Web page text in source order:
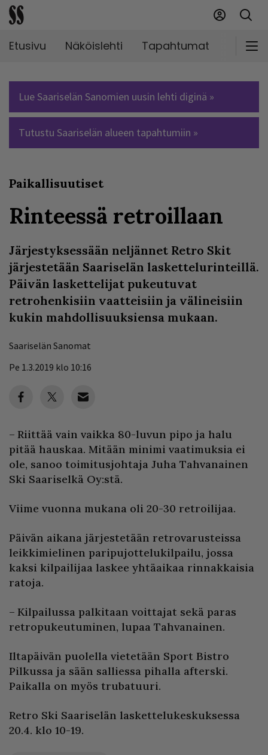
Etusivu Näköislehti Tapahtumat
Lue Saariselän Sanomien uusin lehti diginä »
Tutustu Saariselän alueen tapahtumiin »
Paikallisuutiset
Rinteessä retroillaan
Järjestyksessään neljännet Retro Skit
järjestetään Saariselän laskettelurinteillä.
Päivän laskettelijat pukeutuvat
retrohenkisiin vaatteisiin ja välineisiin
kukin mahdollisuuksiensa mukaan.
Saariselän Sanomat
Pe 1.3.2019 klo 10:16
– Riittää vain vaikka 80-luvun pipo ja halu
pitää hauskaa. Mitään minimi vaatimuksia ei
ole, sanoo toimitusjohtaja Juha Tahvanainen
Ski Saariselkä Oy:stä.
Viime vuonna mukana oli 20-30 retroilijaa.
Päivän aikana järjestetään retrovarusteissa
leikkimielinen paripujottelukilpailu, jossa
kaksi kilpailijaa laskee yhtäaikaa rinnakkaisia
ratoja.
– Kilpailussa palkitaan voittajat sekä paras
retropukeutuminen, lupaa Tahvanainen.
Iltapäivän puolella vietetään Sport Bistro
Pilkussa ja sään salliessa pihalla afterski.
Paikalla on myös trubatuuri.
Retro Ski Saariselän laskettelukeskuksessa
20.4. klo 10-19.